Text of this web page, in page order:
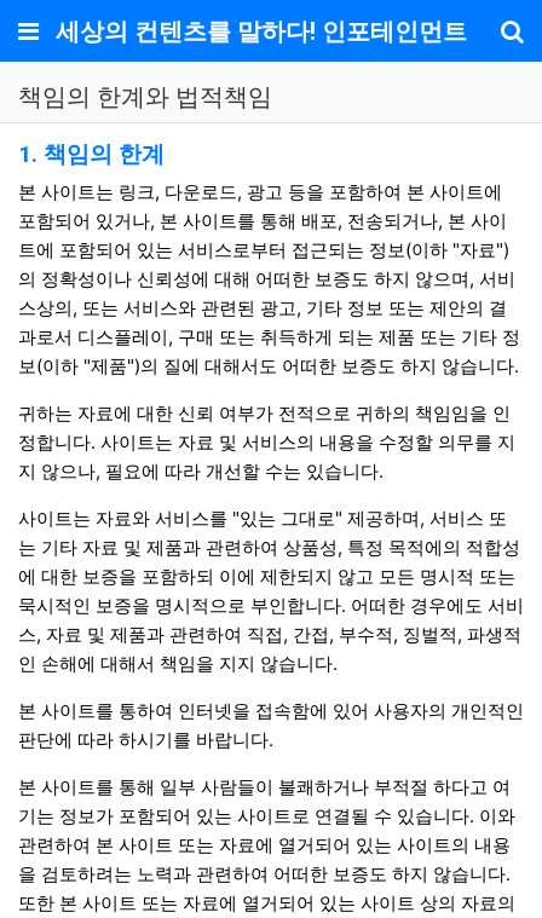
메뉴
세상의 컨텐츠를 말하다! 인포테인먼트
책임의 한계와 법적책임
책임의 한계와 법적고지 안내
1. 책임의 한계
본 사이트는 링크, 다운로드, 광고 등을 포함하여 본 사이트에
포함되어 있거나, 본 사이트를 통해 배포, 전송되거나, 본 사이
트에 포함되어 있는 서비스로부터 접근되는 정보(이하 "자료")
의 정확성이나 신뢰성에 대해 어떠한 보증도 하지 않으며, 서비
스상의, 또는 서비스와 관련된 광고, 기타 정보 또는 제안의 결
과로서 디스플레이, 구매 또는 취득하게 되는 제품 또는 기타 정
보(이하 "제품")의 질에 대해서도 어떠한 보증도 하지 않습니다.
귀하는 자료에 대한 신뢰 여부가 전적으로 귀하의 책임임을 인
정합니다. 사이트는 자료 및 서비스의 내용을 수정할 의무를 지
지 않으나, 필요에 따라 개선할 수는 있습니다.
사이트는 자료와 서비스를 "있는 그대로" 제공하며, 서비스 또
는 기타 자료 및 제품과 관련하여 상품성, 특정 목적에의 적합성
에 대한 보증을 포함하되 이에 제한되지 않고 모든 명시적 또는
묵시적인 보증을 명시적으로 부인합니다. 어떠한 경우에도 서비
스, 자료 및 제품과 관련하여 직접, 간접, 부수적, 징벌적, 파생적
인 손해에 대해서 책임을 지지 않습니다.
본 사이트를 통하여 인터넷을 접속함에 있어 사용자의 개인적인
판단에 따라 하시기를 바랍니다.
본 사이트를 통해 일부 사람들이 불쾌하거나 부적절 하다고 여
기는 정보가 포함되어 있는 사이트로 연결될 수 있습니다. 이와
관련하여 본 사이트 또는 자료에 열거되어 있는 사이트의 내용
을 검토하려는 노력과 관련하여 어떠한 보증도 하지 않습니다.
또한 본 사이트 또는 자료에 열거되어 있는 사이트 상의 자료의